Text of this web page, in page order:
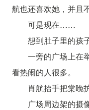
航也还喜欢她，并且
可是现在……
想到肚子里的孩
一旁的广场上在
看热闹的人很多。
肖航抬手把棠晚
广场周边架的摄